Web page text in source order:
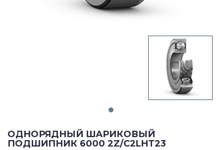
ОДНОРЯДНЫЙ ШАРИКОВЫЙ
ПОДШИПНИК 6000 2Z/C2LHT23